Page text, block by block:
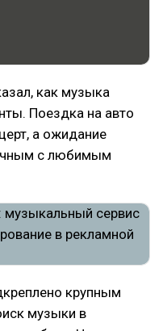
как музыка
Поездка на авто
а ожидание
с любимым
крупным
музыки в